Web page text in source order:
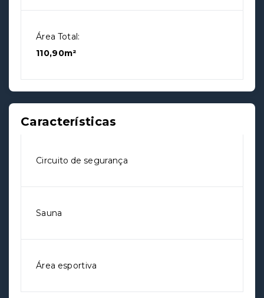
Área Total:
110,90m²
Características
Circuito de segurança
Sauna
Área esportiva